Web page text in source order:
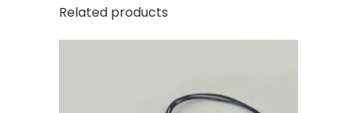
Related products